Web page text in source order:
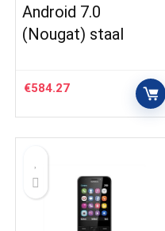
Android 7.0
(Nougat) staal
€584.27